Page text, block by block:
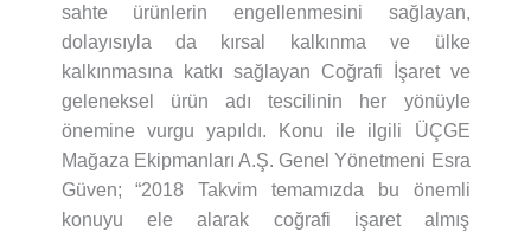
sahte ürünlerin engellenmesini sağlayan,
dolayısıyla da kırsal kalkınma ve ülke
kalkınmasına katkı sağlayan Coğrafi İşaret ve
geleneksel ürün adı tescilinin her yönüyle
önemine vurgu yapıldı. Konu ile ilgili ÜÇGE
Mağaza Ekipmanları A.Ş. Genel Yönetmeni Esra
Güven; “2018 Takvim temamızda bu önemli
konuyu ele alarak coğrafi işaret almış